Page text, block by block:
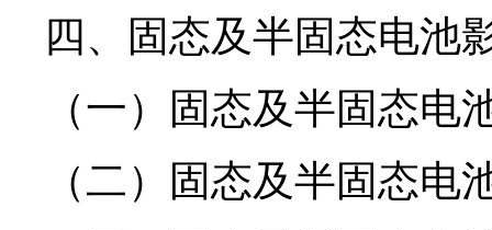
四、固态及半固态电池
（一）固态及半固态电
（二）固态及半固态电